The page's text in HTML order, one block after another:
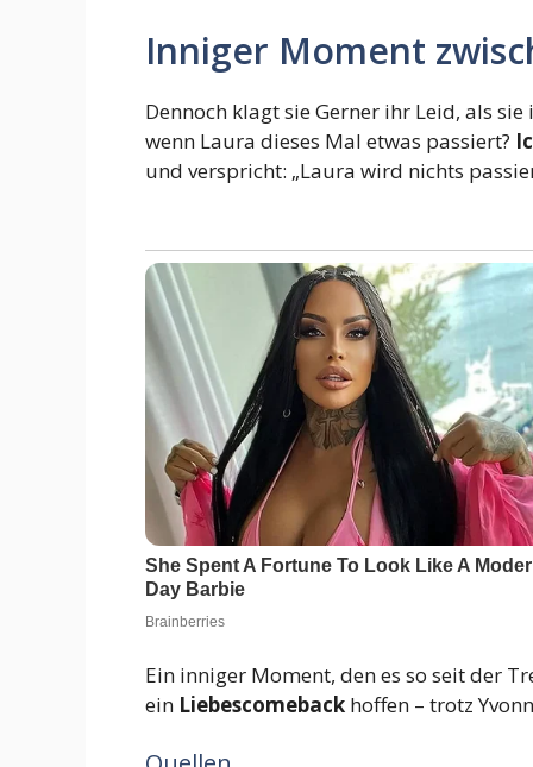
Inniger Moment
Dennoch klagt sie Gerner ihr Leid, als
wenn Laura dieses Mal etwas passiert?
und verspricht: „Laura wird nichts
Ein inniger Moment, den es so seit der
ein Liebescomeback hoffen – trotz